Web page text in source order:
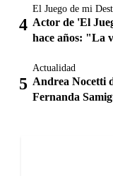
El Juego de mi
Actor de 'El
hace años: "La
Actualidad
Andrea Nocetti
Fernanda